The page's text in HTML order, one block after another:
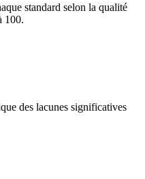
standard selon la qualité
100.
des lacunes significatives